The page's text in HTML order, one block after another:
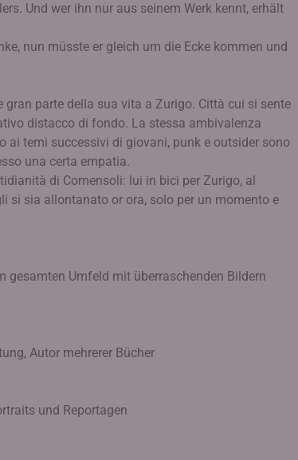
Und wer ihn nur aus seinem Werk kennt, erhält
nun müsste er gleich um die Ecke kommen und
parte della sua vita a Zurigo. Città cui si sente
distacco di fondo. La stessa ambivalenza
temi successivi di giovani, punk e outsider sono
una certa empatia.
di Comensoli: lui in bici per Zurigo, al
si sia allontanato or ora, solo per un momento e
gesamten Umfeld mit überraschenden Bildern
Autor mehrerer Bücher
und Reportagen